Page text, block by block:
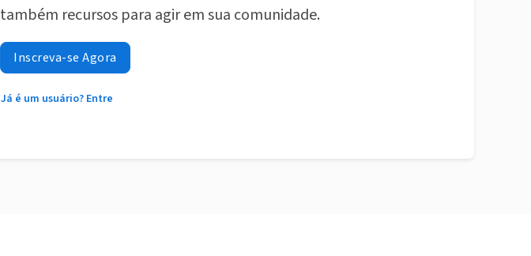
também recursos para agir em sua comunidade.
Inscreva-se Agora
Já é um usuário? Entre